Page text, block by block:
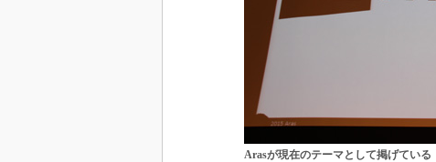
Arasが現在のテーマとして掲げてい